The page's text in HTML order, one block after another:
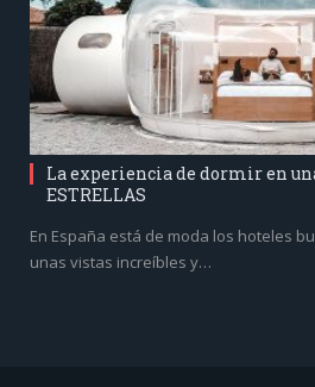
La experiencia de dormir en
ESTRELLAS
En España está de moda los hoteles
unas vistas increíbles y…